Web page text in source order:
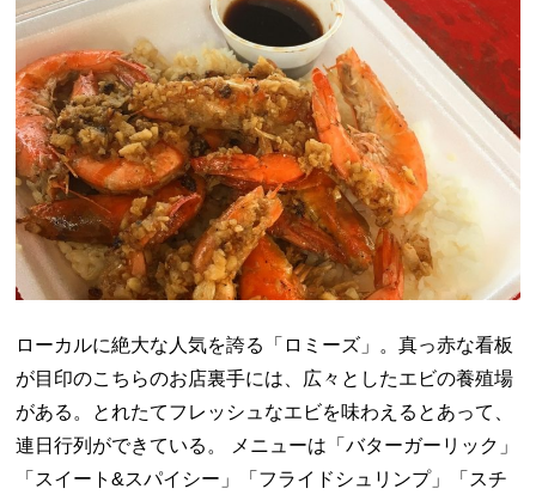
ローカルに絶大な人気を誇る「ロミーズ」。真っ赤な看板
が目印のこちらのお店裏手には、広々としたエビの養殖場
がある。とれたてフレッシュなエビを味わえるとあって、
連日行列ができている。 メニューは「バターガーリック」
「スイート&スパイシー」「フライドシュリンプ」「スチ